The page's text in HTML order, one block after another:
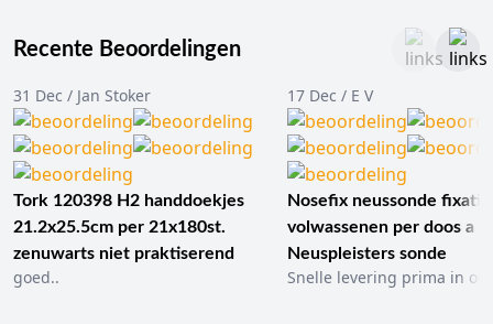
Recente Beoordelingen
31 Dec / Jan Stoker
Tork 120398 H2 handdoekjes
21.2x25.5cm per 21x180st.
zenuwarts niet praktiserend
goed..
17 Dec / E V
Nosefix neussonde
volwassenen per doos a
Neuspleisters sonde
Snelle levering prima in